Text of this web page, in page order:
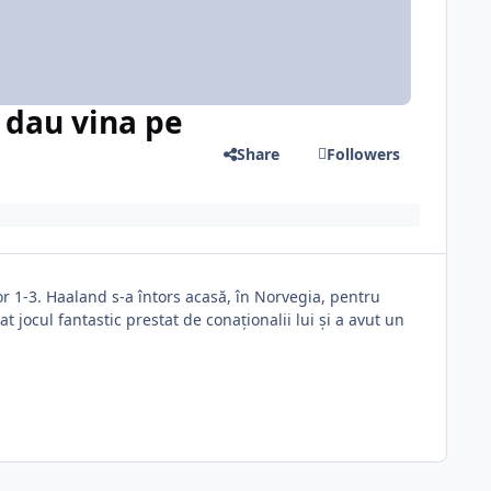
vina pe
Share Followers
1-3. Haaland s-a întors acasă, în Norvegia, pentru
jocul fantastic prestat de conaționalii lui și a avut un